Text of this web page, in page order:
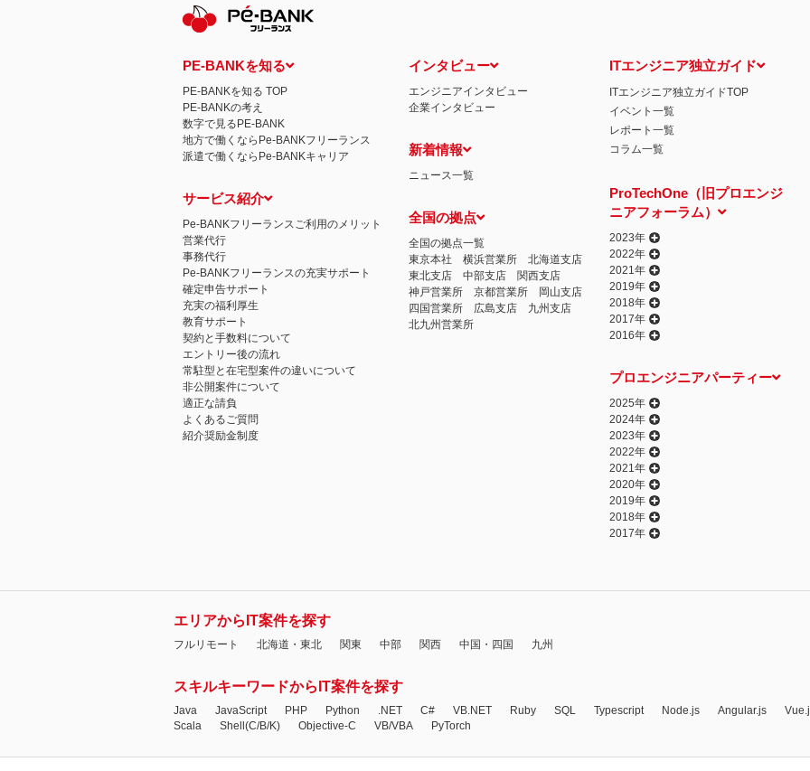
開示等に応ずる窓口は、下記 個人情報相談窓口になります。
認定個人情報保護団体の名称および、苦情の解決の申出先
苦情の解決の申出先
相談・苦情受付窓口
住所 〒108-0074 東京都港区高輪二丁目15番8号 グレイスビル泉岳寺前
TEL： 03-6311-7161 FAX： 03-4415-2032
本人が容易に認識できない方法による個人情報の取得
当ウェブサイトでは、広告配信事業者が提供するプログラムを利用し、特定のサイトにおいて行動ターゲティング広告（サ
心にあわせて広告を配信する広告手法）を行っております。 その際、ユーザーのサイト訪問履歴情報を採取するためCookie
別できるような情報は一切含まれておりません）。
個人情報の安全管理措置について
取得した個人情報については、漏洩、減失またはき損の防止と是正、その他個人情報の安全管理のために必要かつ適切な措置
当社の個人情報の取扱いに関する苦情、相談等の問合せ先
株式会社ＰＥ－ＢＡＮＫ 個人情報相談窓口
FAX：03-3446-4180
Email： privacy@mcea.co.jp
PE-BANKを知る
PE-BANKを知る TOP
PE-BANKの考え
数字で見るPE-BANK
地方で働くならPe-BANKフリーランス
派遣で働くならPe-BANKキャリア
サービス紹介
Pe-BANKフリーランスご利用のメリット
営業代行
事務代行
Pe-BANKフリーランスの充実サポート
確定申告サポート
充実の福利厚生
教育サポート
契約と手数料について
エントリー後の流れ
常駐型と在宅型案件の違いについて
非公開案件について
適正な請負
よくあるご質問
紹介奨励金制度
インタビュー
エンジニアインタビュー
企業インタビュー
新着情報
ニュース一覧
全国の拠点
全国の拠点一覧
東京本社
横浜営業所
北海道支店
東北支店
中部支店
関西支店
神戸営業所
京都営業所
岡山支店
四国営業所
広島支店
九州支店
北九州営業所
ITエンジニア独立ガイド
ITエンジニア独立ガイドTOP
イベント一覧
レポート一覧
コラム一覧
ProTechOne（旧プロエンジ
ニアフォーラム）
2023年
2022年
2021年
2019年
2018年
2017年
2016年
プロエンジニアパーティー
2025年
2024年
2023年
2022年
2021年
2020年
2019年
2018年
2017年
エリアからIT案件を探す
フルリモート 北海道・東北 関東 中部 関西 中国・四国 九州
スキルキーワードからIT案件を探す
Java JavaScript PHP Python .NET C# VB.NET Ruby SQL Typescript Node.js Angular.js
Scala
Shell(C/B/K) Objective-C VB/VBA PyTorch